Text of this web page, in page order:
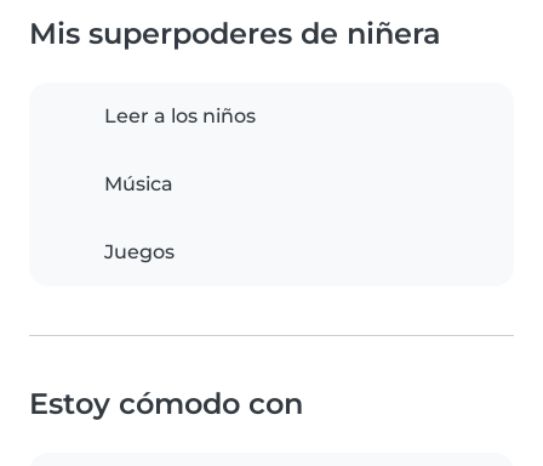
Mis superpoderes de niñera
Leer a los niños
Música
Juegos
Estoy cómodo con